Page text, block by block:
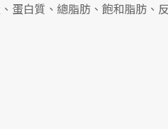
蛋白質、總脂肪、飽和脂肪、